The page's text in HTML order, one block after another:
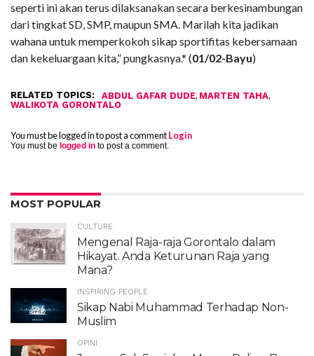
seperti ini akan terus dilaksanakan secara berkesinambungan
dari tingkat SD, SMP, maupun SMA. Marilah kita jadikan
wahana untuk memperkokoh sikap sportifitas kebersamaan
dan kekeluargaan kita,” pungkasnya.* (01/02-Bayu)
RELATED TOPICS: ABDUL GAFAR DUDE, MARTEN TAHA,
WALIKOTA GORONTALO
You must be logged in to post a commentLogin
You must be logged in to post a comment.
MOST POPULAR
CULTURE
Mengenal Raja-raja Gorontalo dalam
Hikayat. Anda Keturunan Raja yang
Mana?
INSPIRING PEOPLE
Sikap Nabi Muhammad Terhadap Non-
Muslim
OPINI